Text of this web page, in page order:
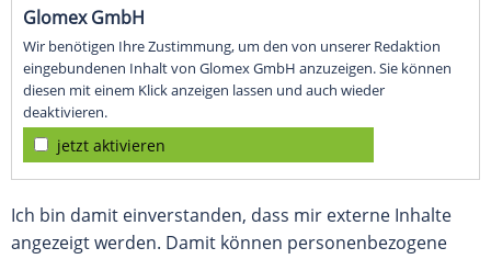
Glomex GmbH
Wir benötigen Ihre Zustimmung, um den von unserer Redaktion
eingebundenen Inhalt von Glomex GmbH anzuzeigen. Sie können
diesen mit einem Klick anzeigen lassen und auch wieder
deaktivieren.
jetzt aktivieren
Ich bin damit einverstanden, dass mir externe Inhalte
angezeigt werden. Damit können personenbezogene